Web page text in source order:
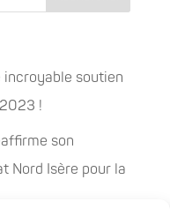
incroyable soutien
!
son
Nord Isère pour la